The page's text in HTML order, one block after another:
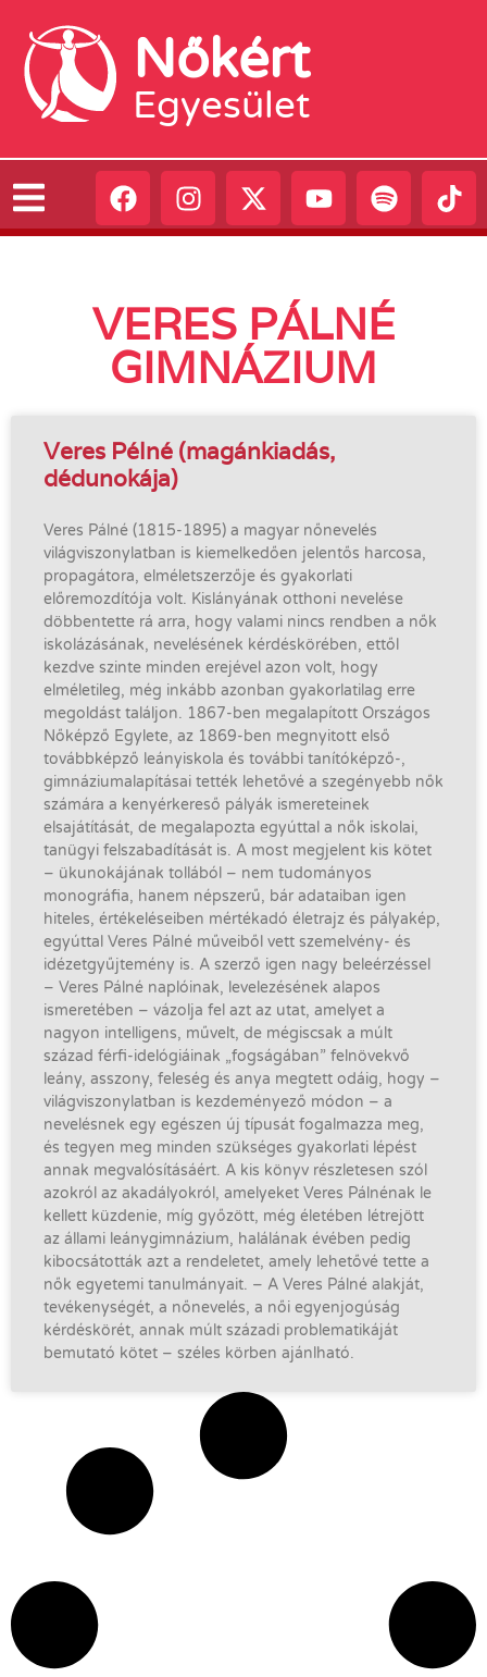
Nőkért
Egyesület
VERES PÁLNÉ
GIMNÁZIUM
Veres Pélné (magánkiadás,
dédunokája)
Veres ​Pálné (1815-1895) a magyar nőnevelés
világviszonylatban is kiemelkedően jelentős harcosa,
propagátora, elméletszerzője és gyakorlati
előremozdítója volt. Kislányának otthoni nevelése
döbbentette rá arra, hogy valami nincs rendben a nők
iskolázásának, nevelésének kérdéskörében, ettől
kezdve szinte minden erejével azon volt, hogy
elméletileg, még inkább azonban gyakorlatilag erre
megoldást találjon. 1867-ben megalapított Országos
Nőképző Egylete, az 1869-ben megnyitott első
továbbképző leányiskola és további tanítóképző-,
gimnáziumalapításai tették lehetővé a szegényebb nők
számára a kenyérkereső pályák ismereteinek
elsajátítását, de megalapozta egyúttal a nők iskolai,
tanügyi felszabadítását is. A most megjelent kis kötet
– ükunokájának tollából – nem tudományos
monográfia, hanem népszerű, bár adataiban igen
hiteles, értékeléseiben mértékadó életrajz és pályakép,
egyúttal Veres Pálné műveiből vett szemelvény- és
idézetgyűjtemény is. A szerző igen nagy beleérzéssel
– Veres Pálné naplóinak, levelezésének alapos
ismeretében – vázolja fel azt az utat, amelyet a
nagyon intelligens, művelt, de mégiscsak a múlt
század férfi-idelógiáinak „fogságában” felnövekvő
leány, asszony, feleség és anya megtett odáig, hogy –
világviszonylatban is kezdeményező módon – a
nevelésnek egy egészen új típusát fogalmazza meg,
és tegyen meg minden szükséges gyakorlati lépést
annak megvalósításáért. A kis könyv részletesen szól
azokról az akadályokról, amelyeket Veres Pálnénak le
kellett küzdenie, míg győzött, még életében létrejött
az állami leánygimnázium, halálának évében pedig
kibocsátották azt a rendeletet, amely lehetővé tette a
nők egyetemi tanulmányait. – A Veres Pálné alakját,
tevékenységét, a nőnevelés, a női egyenjogúság
kérdéskörét, annak múlt századi problematikáját
bemutató kötet – széles körben ajánlható.